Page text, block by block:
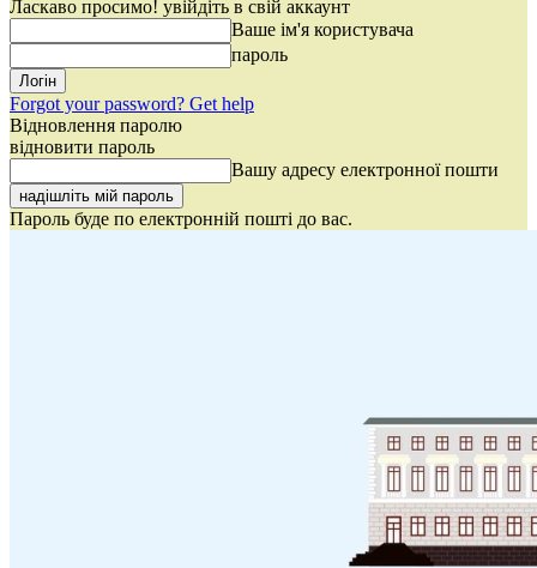
Ласкаво просимо! увійдіть в свій аккаунт
Ваше ім'я користувача
пароль
Forgot your password? Get help
Відновлення паролю
відновити пароль
Вашу адресу електронної пошти
Пароль буде по електронній пошті до вас.